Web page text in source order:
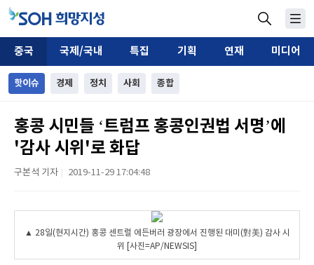
중국 국제/국내 특집 기획 연재 미디어
핫이슈 경제 정치 사회 종합
홍콩 시민들 ‘트럼프 홍콩인권법 서명’에
'감사 시위'로 화답
구본석 기자 2019-11-29 17:04:48
▲ 28일(현지시간) 홍콩 센트럴 에든버러 광장에서 진행된 대미(對美) 감사 시
위 [사진=AP/NEWSIS]